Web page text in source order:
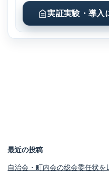
実証実験・導入
最近の投稿
自治会・町内会の総会委任状